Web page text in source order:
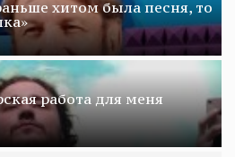
хитом была песня, то
работа для меня